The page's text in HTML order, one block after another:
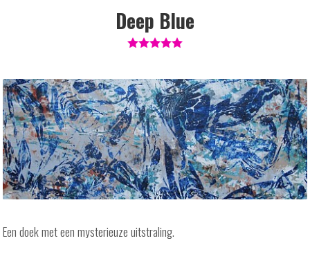
Deep Blue
Een doek met een mysterieuze uitstraling.